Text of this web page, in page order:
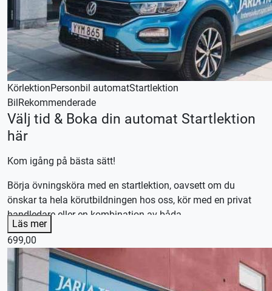
KörlektionPersonbil automatStartlektion
BilRekommenderade
Välj tid & Boka din automat Startlektion
här
Kom igång på bästa sätt!
Börja övningsköra med en startlektion, oavsett om du
önskar ta hela körutbildningen hos oss, kör med en privat
handledare eller en kombination av båda.
Efter lektionen skräddarsyr vi en plan efter dina
förutsättningar och önskemål.
Våra körlektioner är 70 minuter, utebliven närvaro debiteras.
En startlektion kan endast nyttjas en gång och ersätter inte
Läs mer
699,00